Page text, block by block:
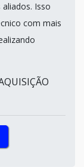
Isso
com mais